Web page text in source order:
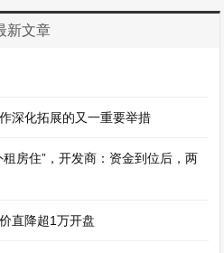
新文章
深化拓展的又一重要举措
房住”，开发商：资金到位后，两
直降超1万开盘